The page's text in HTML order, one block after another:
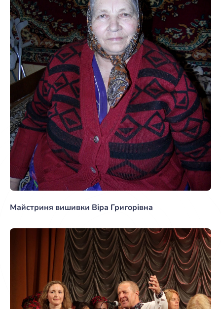
Майстриня вишивки Віра Григорівна